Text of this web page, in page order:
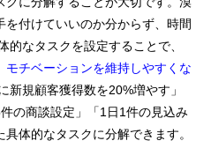
付けていいのか分からず、時間
的なタスクを設定することで、
チベーションを維持しやすくな
新規顧客獲得数を20%増やす」
の商談設定」「1日1件の見込み
体的なタスクに分解できます。